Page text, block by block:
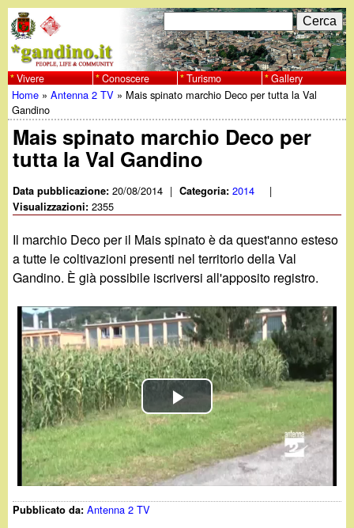
al
contenuto
principale
w
w
w
.
g
a
n
d
n
o
.
F
o
r
m
d
r
i
c
e
r
c
a
C
e
r
c
a
Vivere Conoscere Turismo Gallery
Tu
sei
qui
Home »Antenna 2 TV » Mais spinato marchio Deco per tutta la Val
Gandino
Mais spinato marchio Deco per
tutta la Val Gandino
Data pubblicazione:20/08/2014 | Categoria:2014 |
Visualizzazioni:2355
Il marchio Deco per il Mais spinato è da quest'anno esteso
a tutte le coltivazioni presenti nel territorio della Val
Gandino. È già possibile iscriversi all'apposito registro.
P
l
a
Pubblicato da:Antenna 2 TV